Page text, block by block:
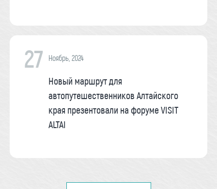
27 Ноябрь, 2024
Новый маршрут для
автопутешественников Алтайского
края презентовали на форуме VISIT
ALTAI